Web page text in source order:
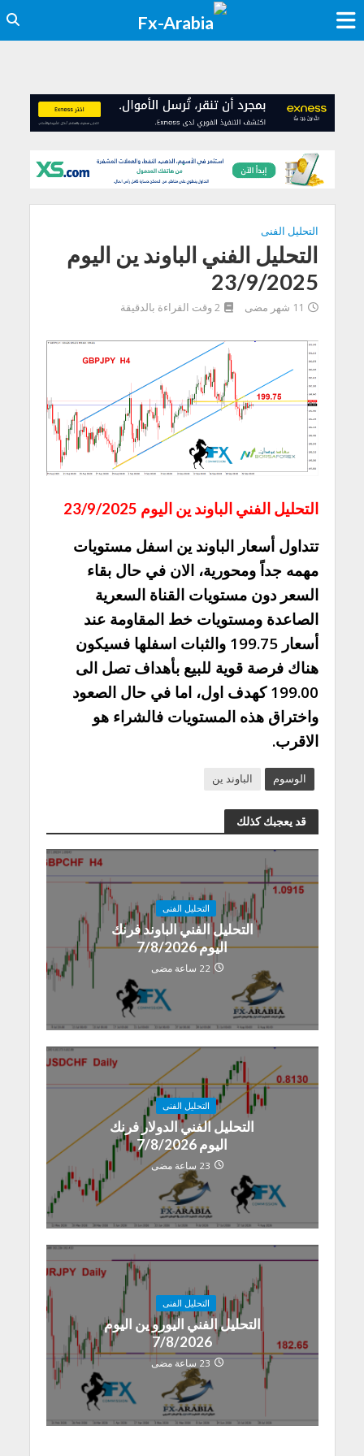
التحليل الفنى
التحليل الفني الباوند ين اليوم
23/9/2025
11 شهر مضى 2 وقت القراءة بالدقيقة
التحليل الفني الباوند ين اليوم 23/9/2025
تتداول أسعار الباوند ين اسفل مستويات
مهمه جداً ومحورية، الان في حال بقاء
السعر دون مستويات القناة السعرية
الصاعدة ومستويات خط المقاومة عند
أسعار 199.75 والثبات اسفلها فسيكون
هناك فرصة قوية للبيع بأهداف تصل الى
199.00 كهدف اول، اما في حال الصعود
واختراق هذه المستويات فالشراء هو
الاقرب.
الوسوم الباوند ين
قد يعجبك كذلك
التحليل الفنى
التحليل الفني الباوند فرنك
اليوم 7/8/2026
22 ساعة مضى
التحليل الفنى
التحليل الفني الدولار فرنك
اليوم 7/8/2026
23 ساعة مضى
التحليل الفنى
التحليل الفني اليورو ين اليوم
7/8/2026
23 ساعة مضى